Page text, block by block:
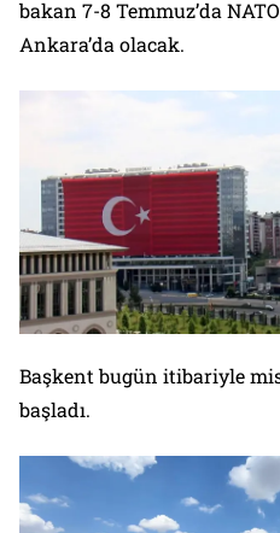
bakan 7-8 Temmuz’da
Ankara’da olacak.
Başkent bugün itibariyle
başladı.